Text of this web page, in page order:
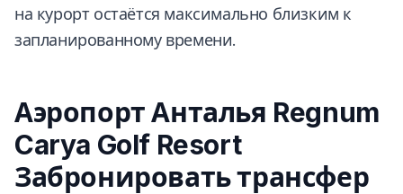
на курорт остаётся максимально близким к
запланированному времени.
Аэропорт Анталья Regnum
Carya Golf Resort
Забронировать трансфер